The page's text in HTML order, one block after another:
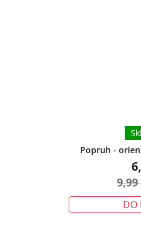
Popruh -
9,99
DO